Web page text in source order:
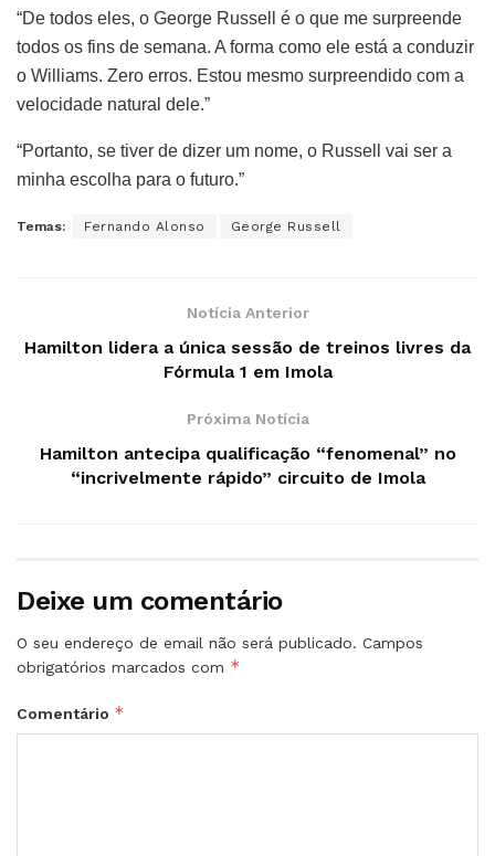
“De todos eles, o George Russell é o que me surpreende
todos os fins de semana. A forma como ele está a conduzir
o Williams. Zero erros. Estou mesmo surpreendido com a
velocidade natural dele.”
“Portanto, se tiver de dizer um nome, o Russell vai ser a
minha escolha para o futuro.”
Temas: Fernando Alonso George Russell
Notícia Anterior
Hamilton lidera a única sessão de treinos livres da
Fórmula 1 em Imola
Próxima Notícia
Hamilton antecipa qualificação “fenomenal” no
“incrivelmente rápido” circuito de Imola
Deixe um comentário
O seu endereço de email não será publicado. Campos
obrigatórios marcados com *
Comentário *